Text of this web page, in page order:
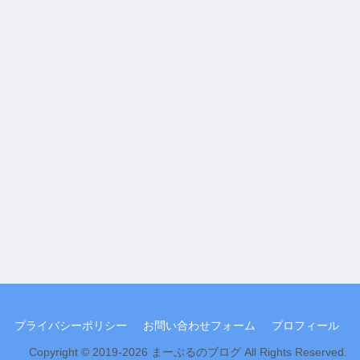
プライバシーポリシー お問い合わせフォーム プロフィール
Copyright © 2019-2026 まーぶるのブログ All Rights Reserved.